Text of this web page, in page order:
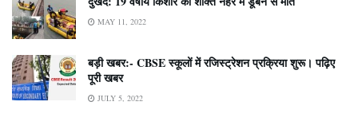
MAY 11, 2022
बड़ी खबर:- CBSE स्कूलों में रजिस्ट्रेशन प्रक्रिया शुरू। पढ़िए
पूरी खबर
JULY 5, 2022